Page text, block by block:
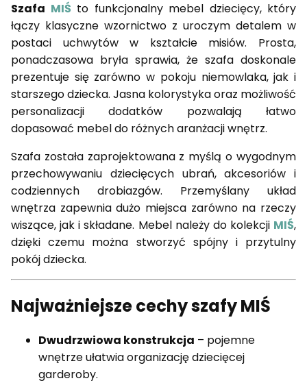
Szafa MIŚ to funkcjonalny mebel dziecięcy, który
łączy klasyczne wzornictwo z uroczym detalem w
postaci uchwytów w kształcie misiów. Prosta,
ponadczasowa bryła sprawia, że szafa doskonale
prezentuje się zarówno w pokoju niemowlaka, jak i
starszego dziecka. Jasna kolorystyka oraz możliwość
personalizacji dodatków pozwalają łatwo
dopasować mebel do różnych aranżacji wnętrz.
Szafa została zaprojektowana z myślą o wygodnym
przechowywaniu dziecięcych ubrań, akcesoriów i
codziennych drobiazgów. Przemyślany układ
wnętrza zapewnia dużo miejsca zarówno na rzeczy
wiszące, jak i składane. Mebel należy do kolekcji MIŚ,
dzięki czemu można stworzyć spójny i przytulny
pokój dziecka.
Najważniejsze cechy szafy MIŚ
Dwudrzwiowa konstrukcja – pojemne
wnętrze ułatwia organizację dziecięcej
garderoby.